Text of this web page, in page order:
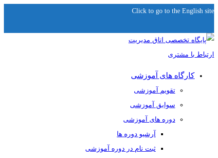
Click to go to the English site
کارگاه های آموزشی
تقویم آموزشی
سوابق آموزشی
دوره های آموزشی
آرشیو دوره ها
ثبت نام در دوره آموزشی